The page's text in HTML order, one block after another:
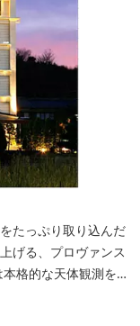
たっぷり取り込んだ
げる、プロヴァンス
格的な天体観測を日
ンシェルジュがご案